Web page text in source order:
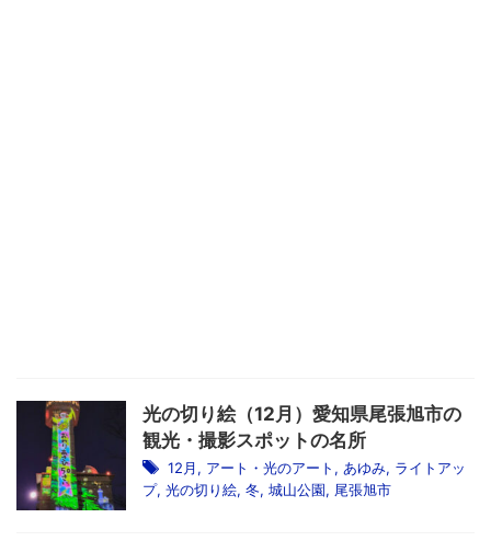
光の切り絵（12月）愛知県尾張旭市の
観光・撮影スポットの名所
12月, アート・光のアート , あゆみ, ライトアッ
プ, 光の切り絵, 冬, 城山公園, 尾張旭市